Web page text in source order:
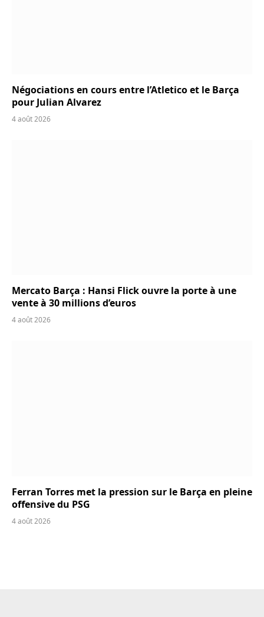
Négociations en cours entre l’Atletico et le Barça
pour Julian Alvarez
4 août 2026
Mercato Barça : Hansi Flick ouvre la porte à une
vente à 30 millions d’euros
4 août 2026
Ferran Torres met la pression sur le Barça en pleine
offensive du PSG
4 août 2026